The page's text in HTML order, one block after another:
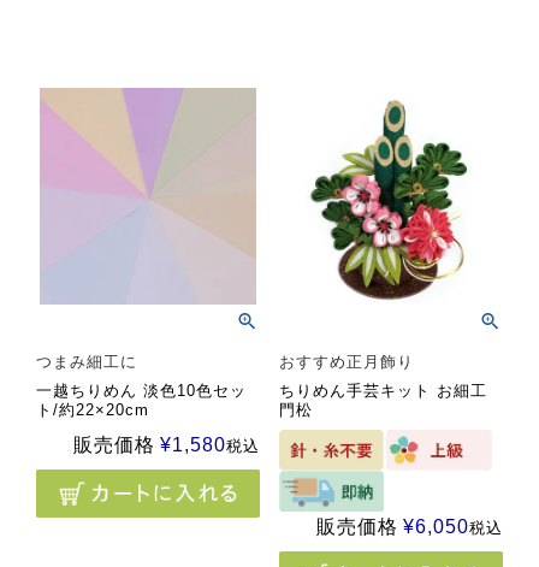
つまみ細工に
一越ちりめん 淡色10色セッ
ト/約22×20cm
販売価格 ¥1,580税込
おすすめ正月飾り
ちりめん手芸キット お細工
門松
販売価格 ¥6,050税込